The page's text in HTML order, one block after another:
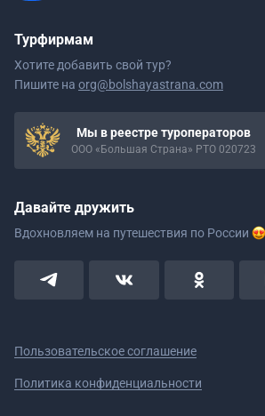
Турфирмам
Хотите добавить свой тур?
Пишите на org@bolshayastrana.com
Мы в реестре туроператоров
ООО «Большая Страна» РТО 020723
Давайте дружить
Вдохновляем на путешествия по России
Пользовательское соглашение
Политика конфиденциальности